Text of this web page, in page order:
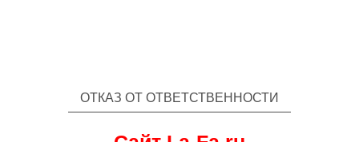
ОТКАЗ ОТ ОТВЕТСТВЕННОСТИ